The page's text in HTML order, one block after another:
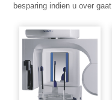
besparing indien u over